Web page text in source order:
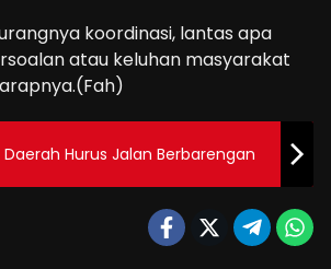
koordinasi, lantas apa
atau keluhan masyarakat
Hurus Jalan Berbarengan